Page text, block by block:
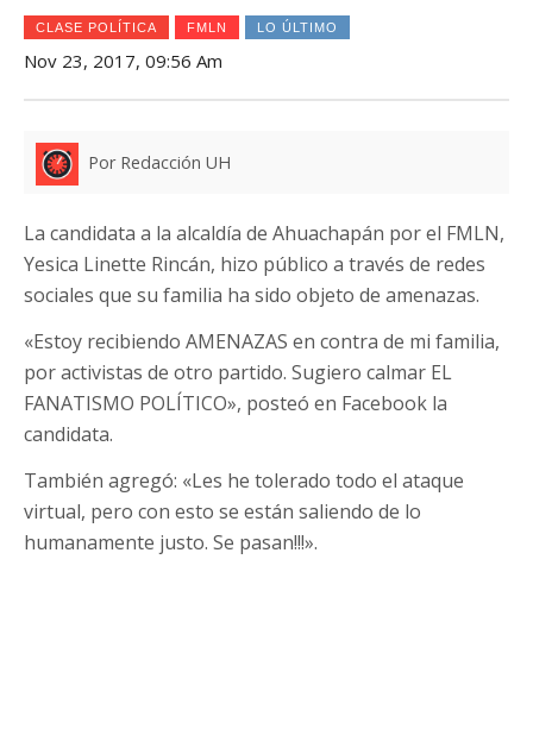
CLASE POLÍTICA FMLN LO ÚLTIMO
Nov 23, 2017, 09:56 Am
Por Redacción UH
La candidata a la alcaldía de Ahuachapán por el FMLN,
Yesica Linette Rincán, hizo público a través de redes
sociales que su familia ha sido objeto de amenazas.
«Estoy recibiendo AMENAZAS en contra de mi familia,
por activistas de otro partido. Sugiero calmar EL
FANATISMO POLÍTICO», posteó en Facebook la
candidata.
También agregó: «Les he tolerado todo el ataque
virtual, pero con esto se están saliendo de lo
humanamente justo. Se pasan!!!».